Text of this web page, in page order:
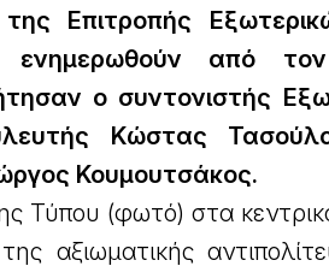
Επιτροπής
ενημερωθούν από
ο συντονιστής
Κώστας
Κουμουτσάκος.
Τύπου (φωτό) στα
αξιωματικής